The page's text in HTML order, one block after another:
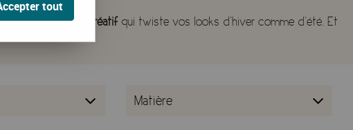
C’est un gilet créatif qui twiste vos looks d’hiver comme d’été. Et
à enfiler en un clin d'œil.
jupe mi-longueou un
, ils apportent une touche
Matière
tout